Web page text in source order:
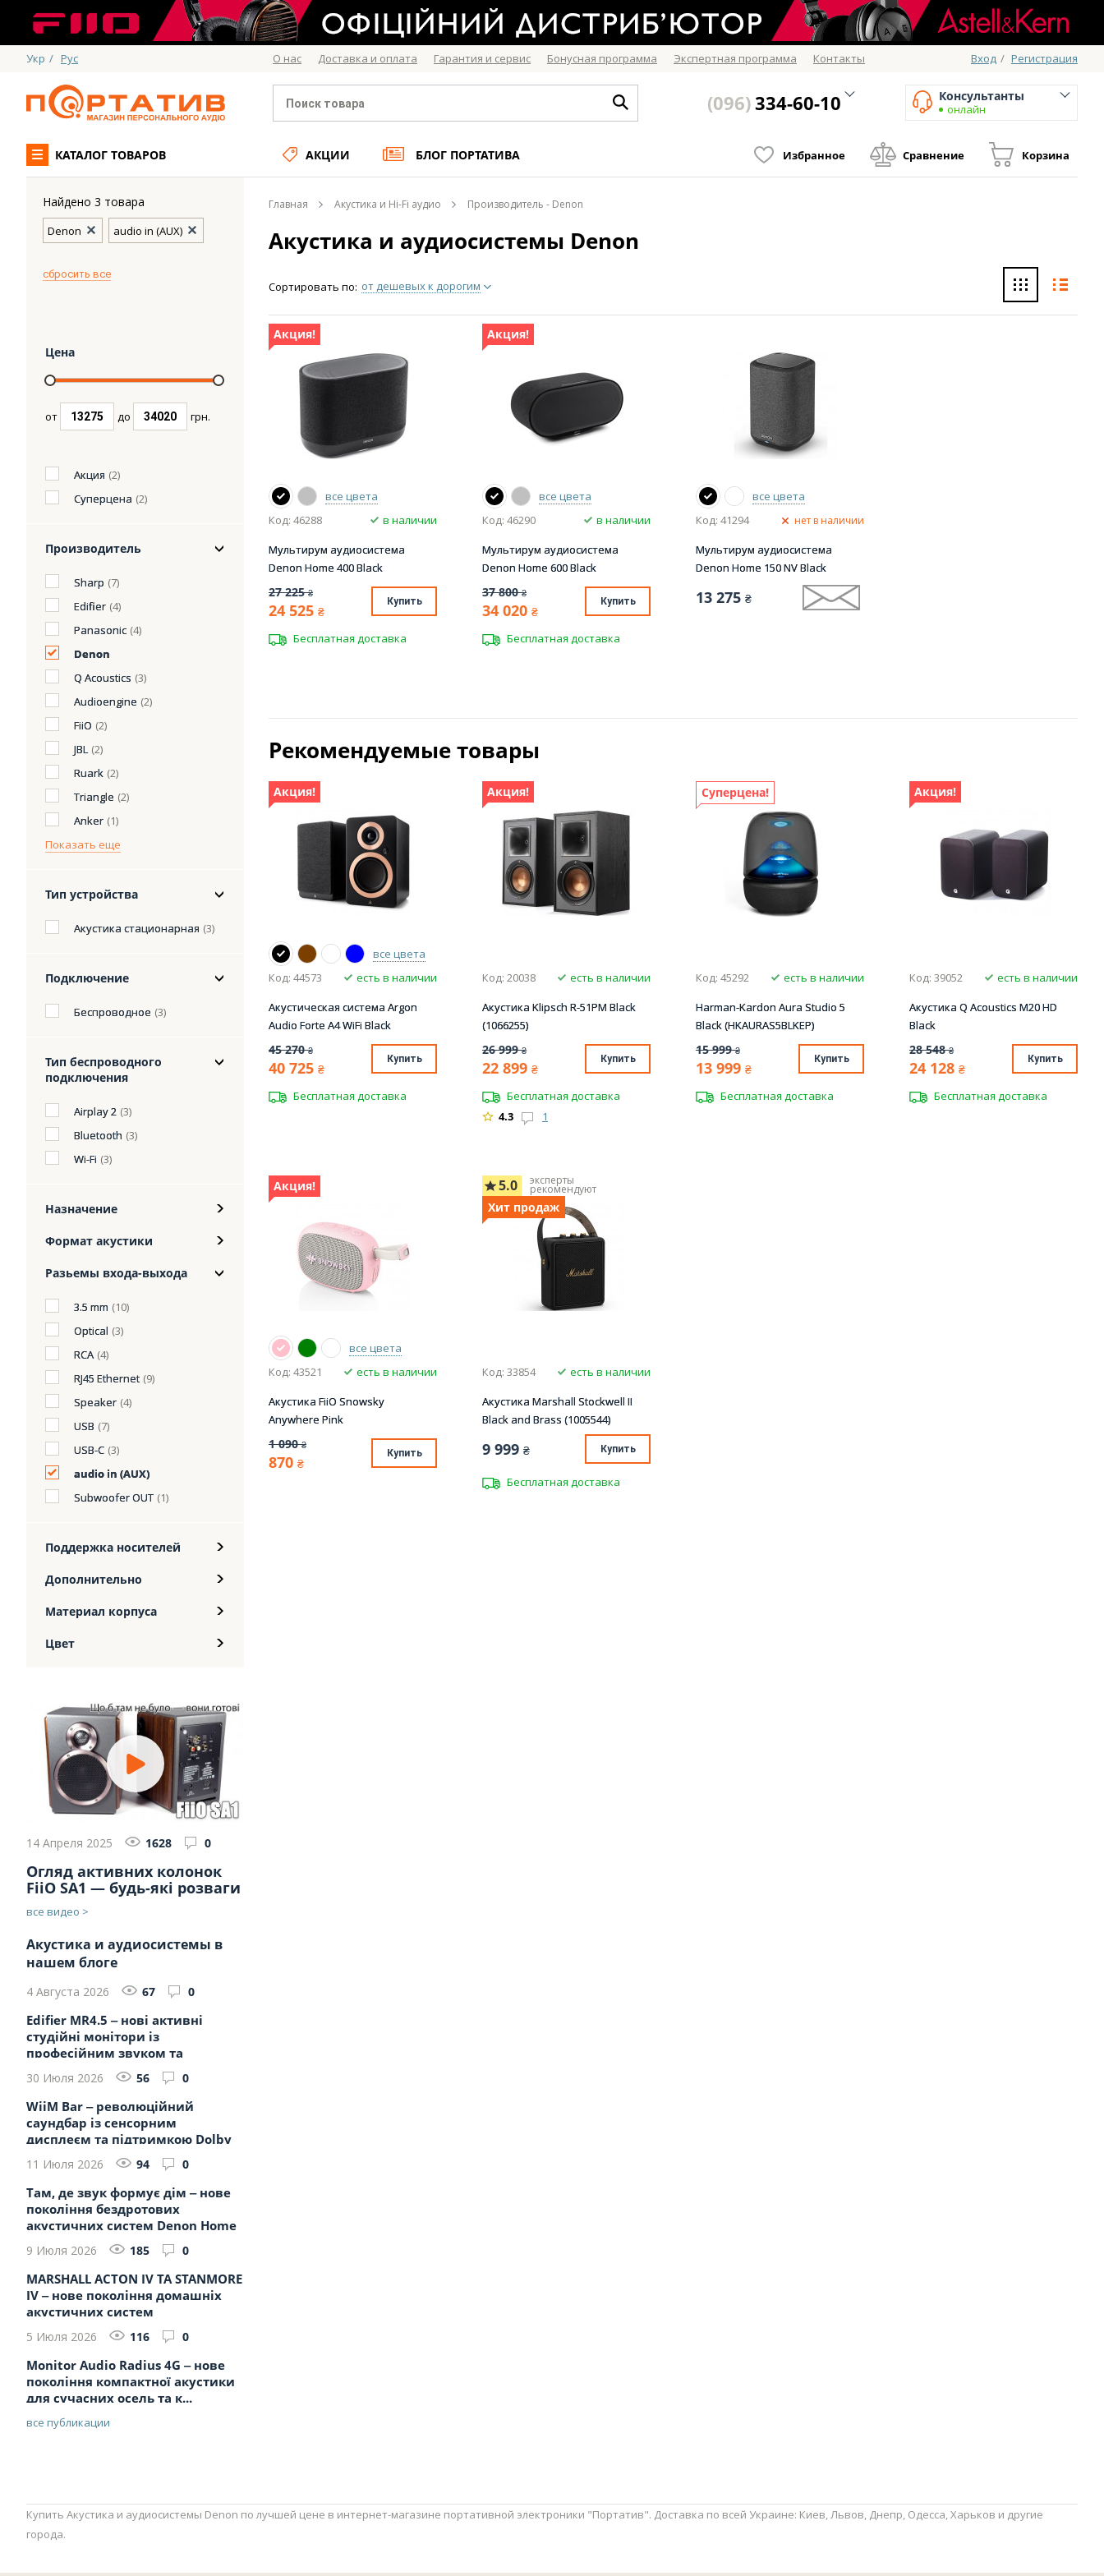
Укр / Рус О нас Доставка и оплата Гарантия и сервис Бонусная программа Экспертная программа Контакты Вход / Регистрация
(096)334-60-10 Консультанты
онлайн
КАТАЛОГ ТОВАРОВ АКЦИИ БЛОГ ПОРТАТИВА Избранное Сравнение Корзина
Цена
от до грн.
Акция (2)
Суперцена (2)
Производитель
Sharp (7)
Edifier (4)
Panasonic (4)
Denon
Q Acoustics (3)
Audioengine (2)
FiiO (2)
JBL (2)
Ruark (2)
Triangle (2)
Anker (1)
Показать еще
Тип устройства
Акустика стационарная (3)
Подключение
Беспроводное (3)
Тип беспроводного
подключения
Airplay 2 (3)
Bluetooth (3)
Wi-Fi (3)
Назначение
Формат акустики
Разьемы входа-выхода
3.5 mm (10)
Optical (3)
RCA (4)
RJ45 Ethernet (9)
Speaker (4)
USB (7)
USB-С (3)
audio in (AUX)
Subwoofer OUT (1)
Поддержка носителей
Дополнительно
Материал корпуса
Цвет
Найдено 3 товара
Denon audio in (AUX)
cбросить все
14 Апреля 2025 1628 0
Огляд активних колонок
FiiO SA1 — будь-які розваги
все видео >
Акустика и аудиосистемы в
нашем блоге
4 Августа 2026 67 0
Edifier MR4.5 ‒ нові активні
студійні монітори із
професійним звуком та
бездротовими...
30 Июля 2026 56 0
WiiM Bar ‒ революційний
саундбар із сенсорним
дисплеєм та підтримкою Dolby
11 Июля 2026 94 0
Там, де звук формує дім ‒ нове
покоління бездротових
акустичних систем Denon Home
9 Июля 2026 185 0
MARSHALL ACTON IV ТА STANMORE
IV ‒ нове покоління домашніх
акустичних систем
5 Июля 2026 116 0
Monitor Audio Radius 4G ‒ нове
покоління компактної акустики
для сучасних осель та к...
все публикации
Главная Акустика и Hi-Fi аудио Производитель - Denon
Акустика и аудиосистемы Denon
Сортировать по: от дешевых к дорогим
Акция!
все цвета
Код: 46288
в наличии
Мультирум аудиосистема
Denon Home 400 Black
27 225 ₴
24 525 ₴
Купить
Бесплатная доставка
Акция!
все цвета
Код: 46290
в наличии
Мультирум аудиосистема
Denon Home 600 Black
37 800 ₴
34 020 ₴
Купить
Бесплатная доставка
все цвета
Код: 41294
нет в наличии
Мультирум аудиосистема
Denon Home 150 NV Black
13 275 ₴
Рекомендуемые товары
Акция!
все цвета
Код: 44573
есть в наличии
Акустическая система Argon
Audio Forte A4 WiFi Black
45 270 ₴
40 725 ₴
Купить
Бесплатная доставка
Акция!
Код: 20038
есть в наличии
Акустика Klipsch R-51PM Black
(1066255)
26 999 ₴
22 899 ₴
Купить
Бесплатная доставка
4.3
1
Суперцена!
Код: 45292
есть в наличии
Harman-Kardon Aura Studio 5
Black (HKAURAS5BLKEP)
15 999 ₴
13 999 ₴
Купить
Бесплатная доставка
Акция!
Код: 39052
есть в наличии
Акустика Q Acoustics M20 HD
Black
28 548 ₴
24 128 ₴
Купить
Бесплатная доставка
Акция!
все цвета
Код: 43521
есть в наличии
Акустика FiiO Snowsky
Anywhere Pink
1 090 ₴
870 ₴
Купить
5.0 эксперты
рекомендуют
Хит продаж
Код: 33854
есть в наличии
Акустика Marshall Stockwell II
Black and Brass (1005544)
9 999 ₴ Купить
Бесплатная доставка
Купить Акустика и аудиосистемы Denon по лучшей цене в интернет-магазине портативной электроники "Портатив". Доставка по всей Украине: Киев, Львов, Днепр, Одесса, Харьков и другие
города.